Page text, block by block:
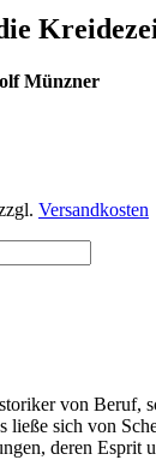
Münzner
Versandkosten
von Beruf,
ließe sich von
deren Esprit